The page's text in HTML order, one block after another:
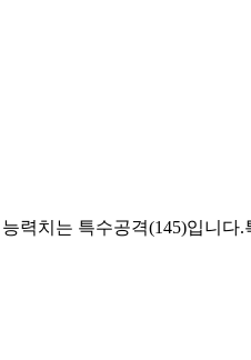
력치는 특수공격(145)입니